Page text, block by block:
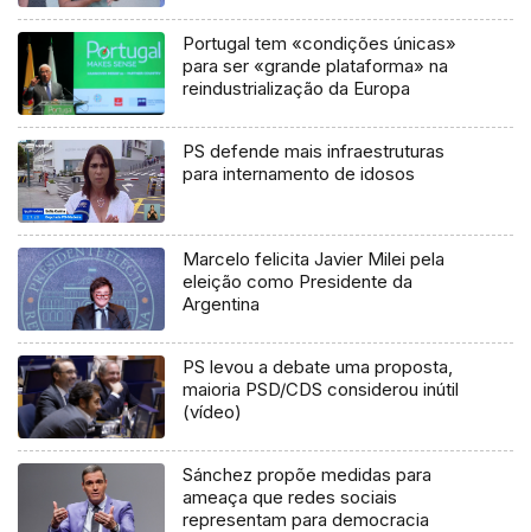
Portugal tem «condições únicas»
para ser «grande plataforma» na
reindustrialização da Europa
PS defende mais infraestruturas
para internamento de idosos
Marcelo felicita Javier Milei pela
eleição como Presidente da
Argentina
PS levou a debate uma proposta,
maioria PSD/CDS considerou inútil
(vídeo)
Sánchez propõe medidas para
ameaça que redes sociais
representam para democracia